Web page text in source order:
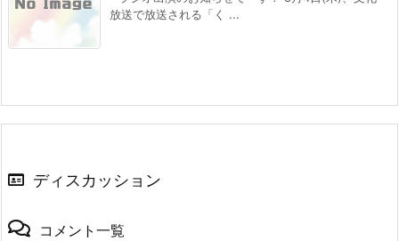
放送で放送される「く ...
ディスカッション
コメント一覧